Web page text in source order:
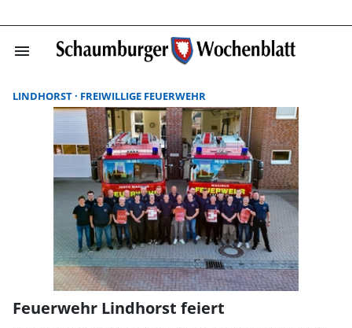
menu
LINDHORST FREIWILLIGE FEUERWEHR
Feuerwehr Lindhorst feiert